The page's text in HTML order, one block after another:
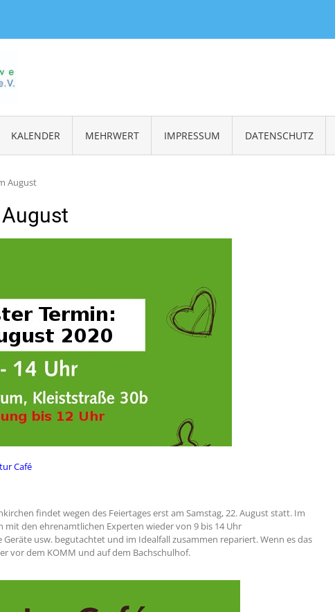
KALENDER MEHRWERT IMPRESSUM DATENSCHUTZ
August
Café
findet wegen des Feiertages erst am Samstag, 22. August statt. Im
den ehrenamtlichen Experten wieder von 9 bis 14 Uhr
usw. begutachtet und im Idealfall zusammen repariert. Wenn es das
vor dem KOMM und auf dem Bachschulhof.